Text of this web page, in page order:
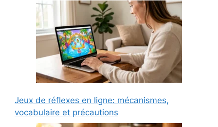
Jeux de réflexes en ligne: mécanismes,
vocabulaire et précautions